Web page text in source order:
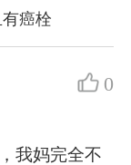
癌栓
0
我妈完全不